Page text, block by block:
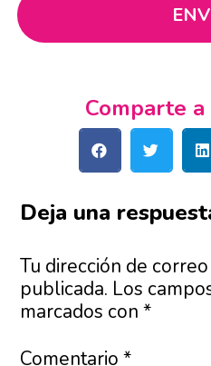
Comparte
Deja una
Tu dirección de
publicada. Los
marcados con*
Comentario*